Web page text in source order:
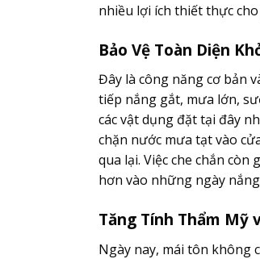
nhiều lợi ích thiết thực cho
Bảo Vệ Toàn Diện
Đây là công năng cơ bản
tiếp nắng gắt, mưa lớn,
các vật dụng đặt tại đây
chặn nước mưa tạt vào
qua lại. Việc che chắn
hơn vào những ngày
Tăng Tính Thẩm Mỹ
Ngày nay, mái tôn không